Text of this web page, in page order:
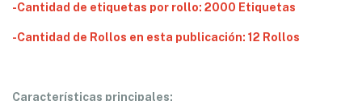
-Cantidad de etiquetas por rollo: 2000 Etiquetas
-Cantidad de Rollos en esta publicación: 12 Rollos
Características principales: